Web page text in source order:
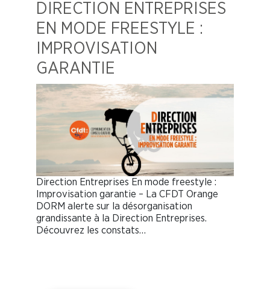
DIRECTION ENTREPRISES
EN MODE FREESTYLE :
IMPROVISATION
GARANTIE
Direction Entreprises En mode freestyle :
Improvisation garantie – La CFDT Orange
DORM alerte sur la désorganisation
grandissante à la Direction Entreprises.
Découvrez les constats…